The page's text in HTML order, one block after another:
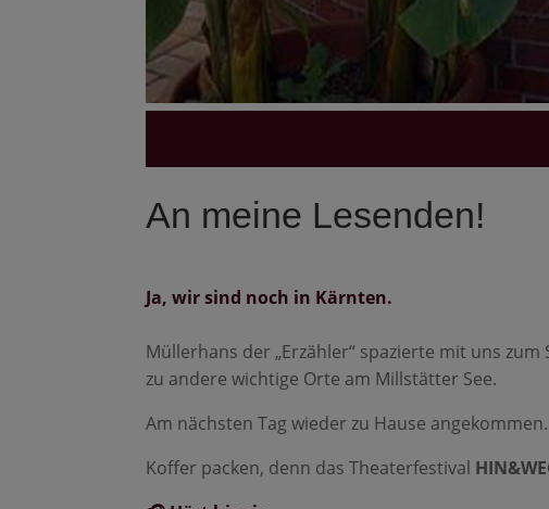
An meine Lesenden!
Ja, wir sind noch in Kärnten.
Müllerhans der „Erzähler“ spazierte mit uns
zu andere wichtige Orte am Millstätter See.
Am nächsten Tag wieder zu Hause angekommen.
Koffer packen, denn das Theaterfestival